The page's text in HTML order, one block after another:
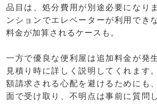
品目は、処分費用が別途必要になり
ンションでエレベーターが利用でき
料金が加算されるケースも。
一方で優良な便利屋は追加料金が発
見積り時に詳しく説明してくれます
額請求される心配を避けるためにも
面で受け取り、不明点は事前に質問